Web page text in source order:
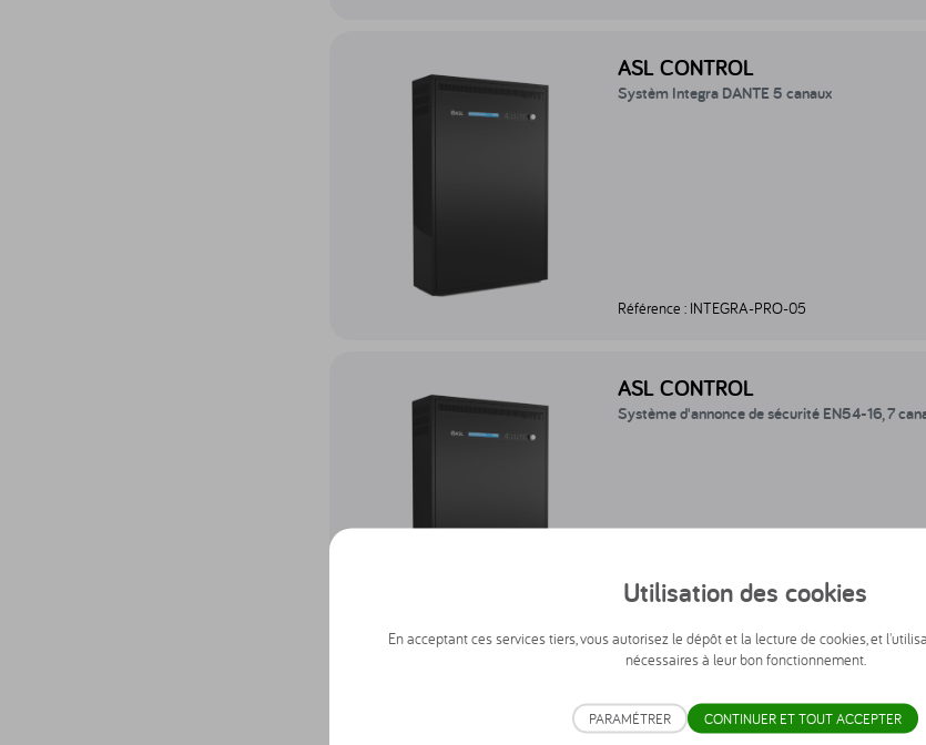
ASL CONTROL
Systèm Integra DANTE 5 canaux
Référence : INTEGRA-PRO-05
ASL CONTROL
Système d'annonce de sécurité EN54-16, 7
Référence : INTEGRA-07
ASL CONTROL
Système Intégra réseau Dante - 3 canaux
Utilisation des cookies
En acceptant ces services tiers, vous autorisez le dépôt et la lecture de cookies, et
nécessaires à leur bon fonctionnement.
PARAMÉTRER CONTINUER ET TOUT ACCEPTER